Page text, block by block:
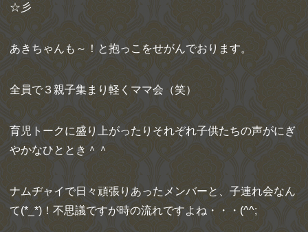
☆彡
あきちゃんも～！と抱っこをせがんでおります。
全員で３親子集まり軽くママ会（笑）
育児トークに盛り上がったりそれぞれ子供たちの声がにぎ
やかなひととき＾＾
ナムヂャイで日々頑張りあったメンバーと、子連れ会なん
て(*_*)！不思議ですが時の流れですよね・・・(^^;